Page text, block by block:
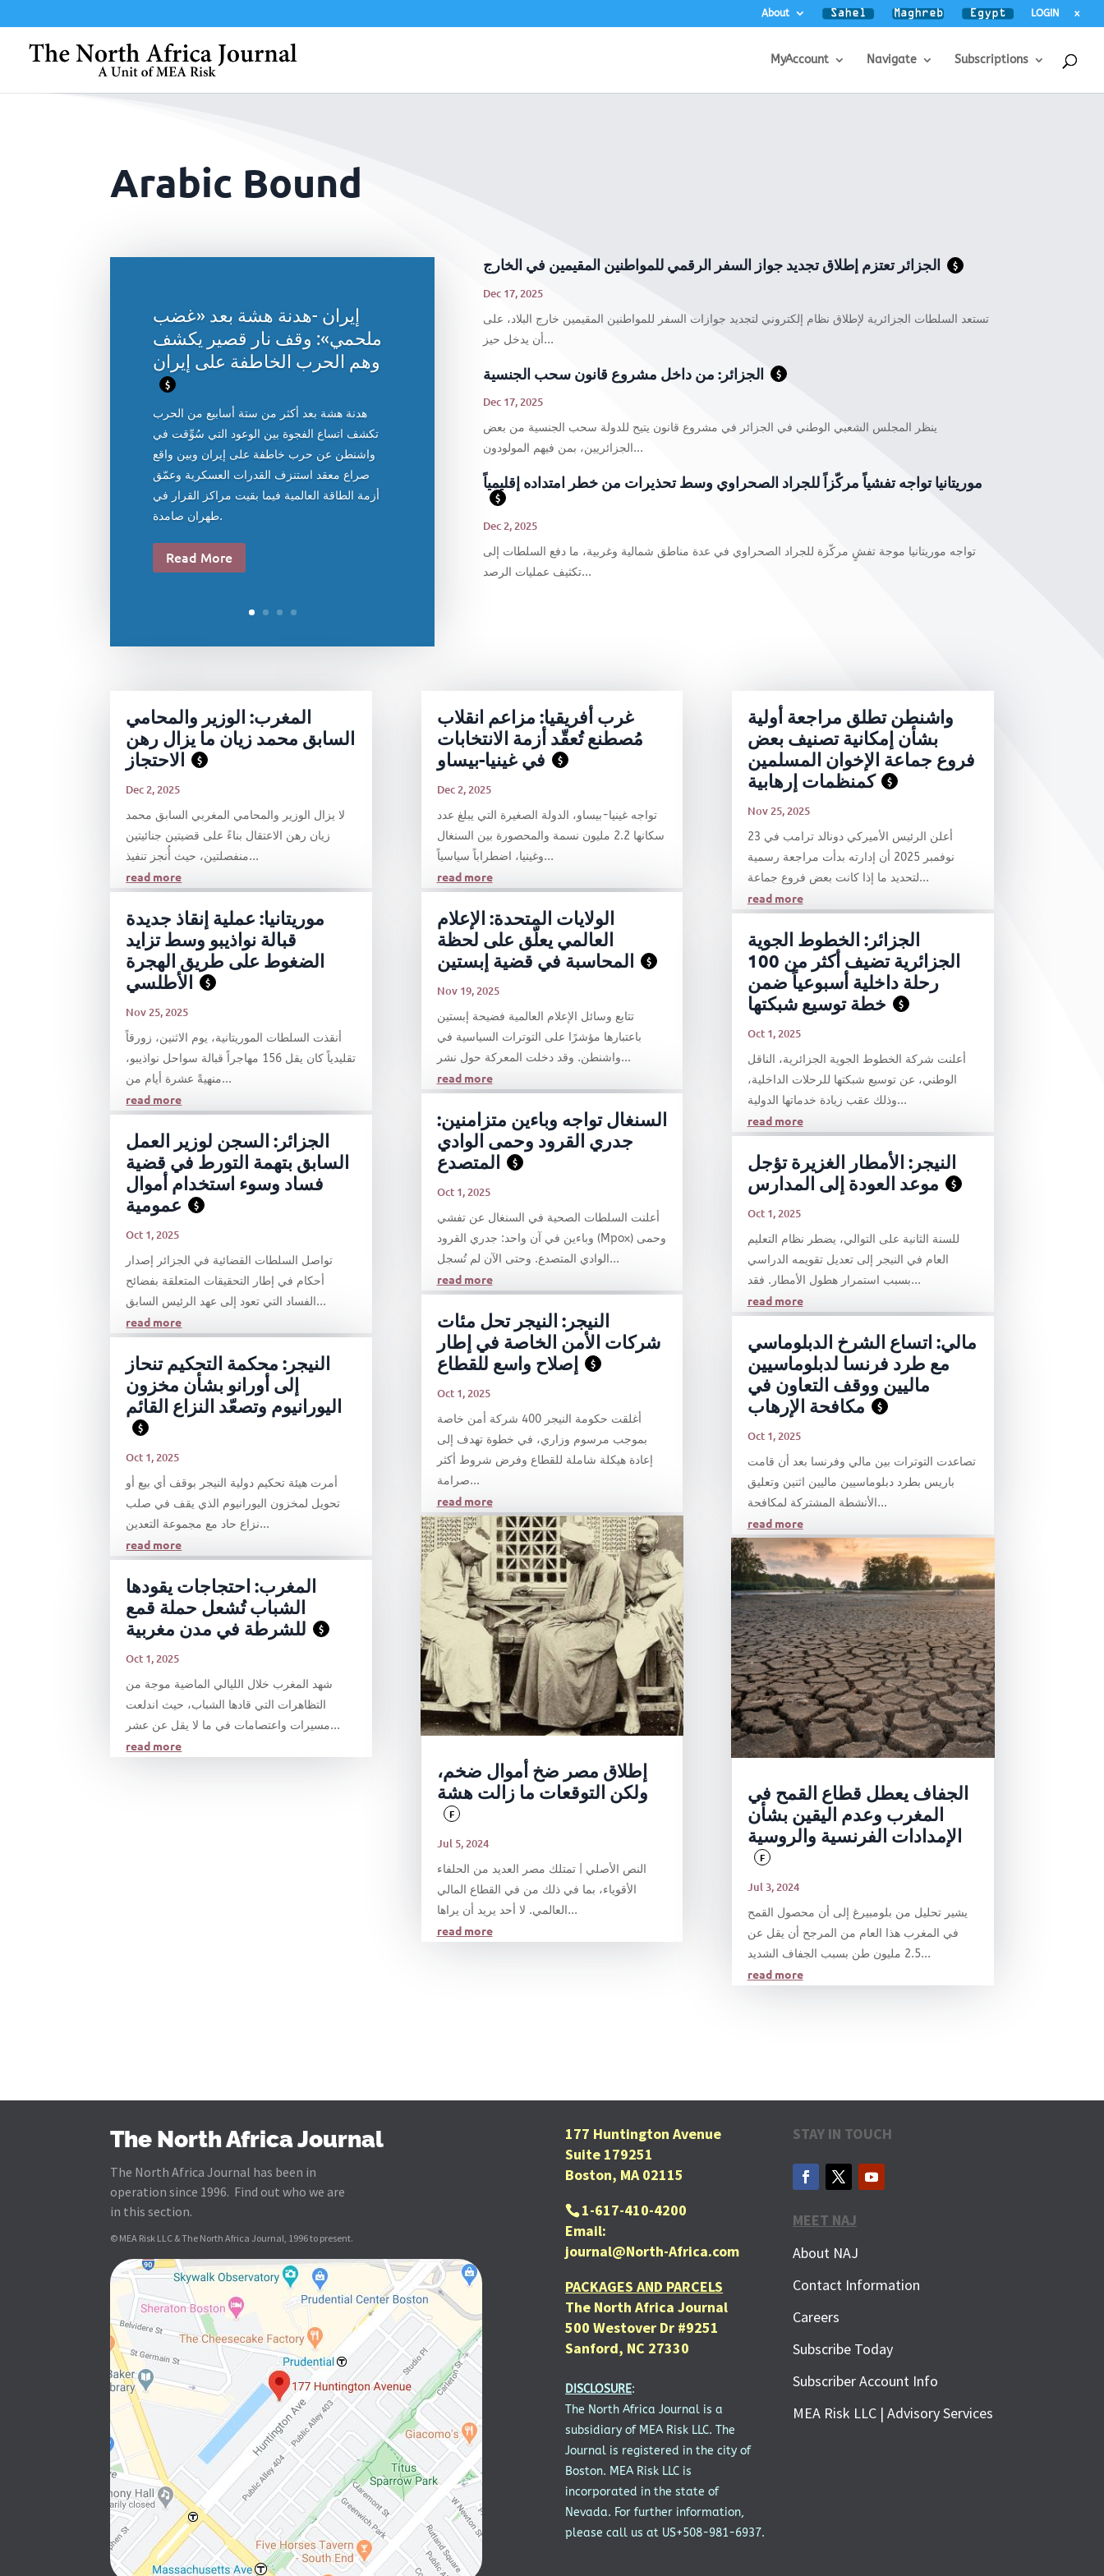
About LOGIN x
MyAccount Navigate Subscriptions
Arabic Bound
إيران -هدنة هشة بعد «غضب
ملحمي»: وقف نار قصير يكشف
وهم الحرب الخاطفة على إيران
$
هدنة هشة بعد أكثر من ستة أسابيع من الحرب
تكشف اتساع الفجوة بين الوعود التي سُوِّقت في
واشنطن عن حرب خاطفة على إيران وبين واقع
صراع معقد استنزف القدرات العسكرية وعمّق
أزمة الطاقة العالمية فيما بقيت مراكز القرار في
طهران صامدة.
Read More
الجزائر تعتزم إطلاق تجديد جواز السفر الرقمي للمواطنين المقيمين في الخارج $
Dec 17, 2025
تستعد السلطات الجزائرية لإطلاق نظام إلكتروني لتجديد جوازات السفر للمواطنين المقيمين خارج البلاد، على
أن يدخل حيز...
الجزائر: من داخل مشروع قانون سحب الجنسية $
Dec 17, 2025
ينظر المجلس الشعبي الوطني في الجزائر في مشروع قانون يتيح للدولة سحب الجنسية من بعض
الجزائريين، بمن فيهم المولودون...
موريتانيا تواجه تفشياً مركّزاً للجراد الصحراوي وسط تحذيرات من خطر امتداده إقليمياً
$
Dec 2, 2025
تواجه موريتانيا موجة تفشٍ مركّزة للجراد الصحراوي في عدة مناطق شمالية وغربية، ما دفع السلطات إلى
تكثيف عمليات الرصد...
المغرب: الوزير والمحامي
السابق محمد زيان ما يزال رهن
الاحتجاز
$
Dec 2, 2025
لا يزال الوزير والمحامي المغربي السابق محمد
زيان رهن الاعتقال بناءً على قضيتين جنائيتين
منفصلتين، حيث أُنجز تنفيذ...
read more
موريتانيا: عملية إنقاذ جديدة
قبالة نواذيبو وسط تزايد
الضغوط على طريق الهجرة
الأطلسي
$
Nov 25, 2025
أنقذت السلطات الموريتانية، يوم الاثنين، زورقاً
تقليدياً كان يقل 156 مهاجراً قبالة سواحل نواذيبو،
منهيةً عشرة أيام من...
read more
الجزائر: السجن لوزير العمل
السابق بتهمة التورط في قضية
فساد وسوء استخدام أموال
عمومية
$
Oct 1, 2025
تواصل السلطات القضائية في الجزائر إصدار
أحكام في إطار التحقيقات المتعلقة بفضائح
الفساد التي تعود إلى عهد الرئيس السابق...
read more
النيجر: محكمة التحكيم تنحاز
إلى أورانو بشأن مخزون
اليورانيوم وتصعّد النزاع القائم
$
Oct 1, 2025
أمرت هيئة تحكيم دولية النيجر بوقف أي بيع أو
تحويل لمخزون اليورانيوم الذي يقف في صلب
نزاع حاد مع مجموعة التعدين...
read more
المغرب: احتجاجات يقودها
الشباب تُشعل حملة قمع
للشرطة في مدن مغربية
$
Oct 1, 2025
شهد المغرب خلال الليالي الماضية موجة من
التظاهرات التي قادها الشباب، حيث اندلعت
مسيرات واعتصامات في ما لا يقل عن عشر...
read more
غرب أفريقيا: مزاعم انقلاب
مُصطنع تُعقّد أزمة الانتخابات
في غينيا-بيساو
$
Dec 2, 2025
تواجه غينيا-بيساو، الدولة الصغيرة التي يبلغ عدد
سكانها 2.2 مليون نسمة والمحصورة بين السنغال
وغينيا، اضطراباً سياسياً...
read more
الولايات المتحدة: الإعلام
العالمي يعلّق على لحظة
المحاسبة في قضية إبستين
$
Nov 19, 2025
تتابع وسائل الإعلام العالمية فضيحة إبستين
باعتبارها مؤشرًا على التوترات السياسية في
واشنطن. وقد دخلت المعركة حول نشر...
read more
السنغال تواجه وباءين متزامنين:
جدري القرود وحمى الوادي
المتصدع
$
Oct 1, 2025
أعلنت السلطات الصحية في السنغال عن تفشي
وباءين في آن واحد: جدري القرود (Mpox) وحمى
الوادي المتصدع. وحتى الآن لم تُسجل...
read more
النيجر: النيجر تحل مئات
شركات الأمن الخاصة في إطار
إصلاح واسع للقطاع
$
Oct 1, 2025
أغلقت حكومة النيجر 400 شركة أمن خاصة
بموجب مرسوم وزاري، في خطوة تهدف إلى
إعادة هيكلة شاملة للقطاع وفرض شروط أكثر
صرامة...
read more
إطلاق مصر ضخ أموال ضخم،
ولكن التوقعات ما زالت هشة
F
Jul 5, 2024
النص الأصلي | تمتلك مصر العديد من الحلفاء
الأقوياء، بما في ذلك من في القطاع المالي
العالمي. لا أحد يريد أن يراها...
read more
واشنطن تطلق مراجعة أولية
بشأن إمكانية تصنيف بعض
فروع جماعة الإخوان المسلمين
كمنظمات إرهابية
$
Nov 25, 2025
أعلن الرئيس الأميركي دونالد ترامب في 23
نوفمبر 2025 أن إدارته بدأت مراجعة رسمية
لتحديد ما إذا كانت بعض فروع جماعة...
read more
الجزائر: الخطوط الجوية
الجزائرية تضيف أكثر من 100
رحلة داخلية أسبوعياً ضمن
خطة توسيع شبكتها
$
Oct 1, 2025
أعلنت شركة الخطوط الجوية الجزائرية، الناقل
الوطني، عن توسيع شبكتها للرحلات الداخلية،
وذلك عقب زيادة خدماتها الدولية...
read more
النيجر: الأمطار الغزيرة تؤجل
موعد العودة إلى المدارس
$
Oct 1, 2025
للسنة الثانية على التوالي، يضطر نظام التعليم
العام في النيجر إلى تعديل تقويمه الدراسي
بسبب استمرار هطول الأمطار. فقد...
read more
مالي: اتساع الشرخ الدبلوماسي
مع طرد فرنسا لدبلوماسيين
ماليين ووقف التعاون في
مكافحة الإرهاب
$
Oct 1, 2025
تصاعدت التوترات بين مالي وفرنسا بعد أن قامت
باريس بطرد دبلوماسيين ماليين اثنين وتعليق
الأنشطة المشتركة لمكافحة...
read more
الجفاف يعطل قطاع القمح في
المغرب وعدم اليقين بشأن
الإمدادات الفرنسية والروسية
F
Jul 3, 2024
يشير تحليل من بلومبيرغ إلى أن محصول القمح
في المغرب هذا العام من المرجح أن يقل عن
2.5 مليون طن بسبب الجفاف الشديد...
read more
The North Africa Journal
The North Africa Journal has been in
operation since 1996. Find out who we are
in this section.
© MEA Risk LLC & The North Africa Journal, 1996 to present.
177 Huntington Avenue
Suite 179251
Boston, MA 02115
1-617-410-4200
Email:
journal@North-Africa.com
PACKAGES AND PARCELS
The North Africa Journal
500 Westover Dr #9251
Sanford, NC 27330
DISCLOSURE:
The North Africa Journal is a
subsidiary of MEA Risk LLC. The
Journal is registered in the city of
Boston. MEA Risk LLC is
incorporated in the state of
Nevada. For further information,
please call us at US+508-981-6937.
STAY IN TOUCH
MEET NAJ
About NAJ
Contact Information
Careers
Subscribe Today
Subscriber Account Info
MEA Risk LLC | Advisory Services